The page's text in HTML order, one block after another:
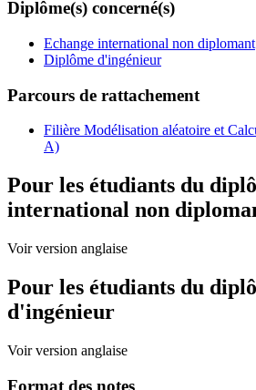
Diplôme(s) concerné(s)
Echange international non diplomant
Diplôme d'ingénieur
Parcours de rattachement
Filière Modélisation aléatoire et
A)
Pour les étudiants du
international non
Voir version anglaise
Pour les étudiants du
d'ingénieur
Voir version anglaise
Format des notes